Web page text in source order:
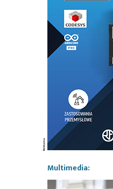
Multimedia: